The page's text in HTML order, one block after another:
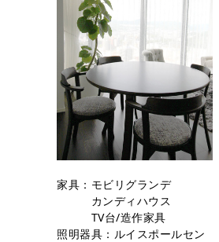
家具：モビリグランデ
カンディハウス
TV台/造作家具
照明器具：ルイスポールセン